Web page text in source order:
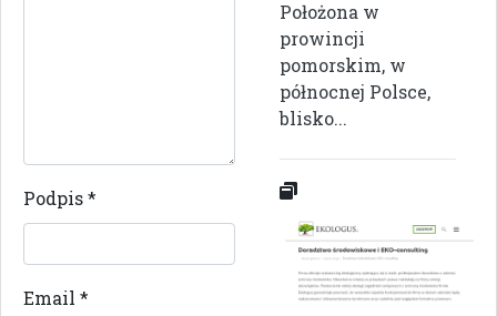
Podpis*
Email *
Położona w
prowincji
pomorskim, w
północnej Polsce,
blisko...